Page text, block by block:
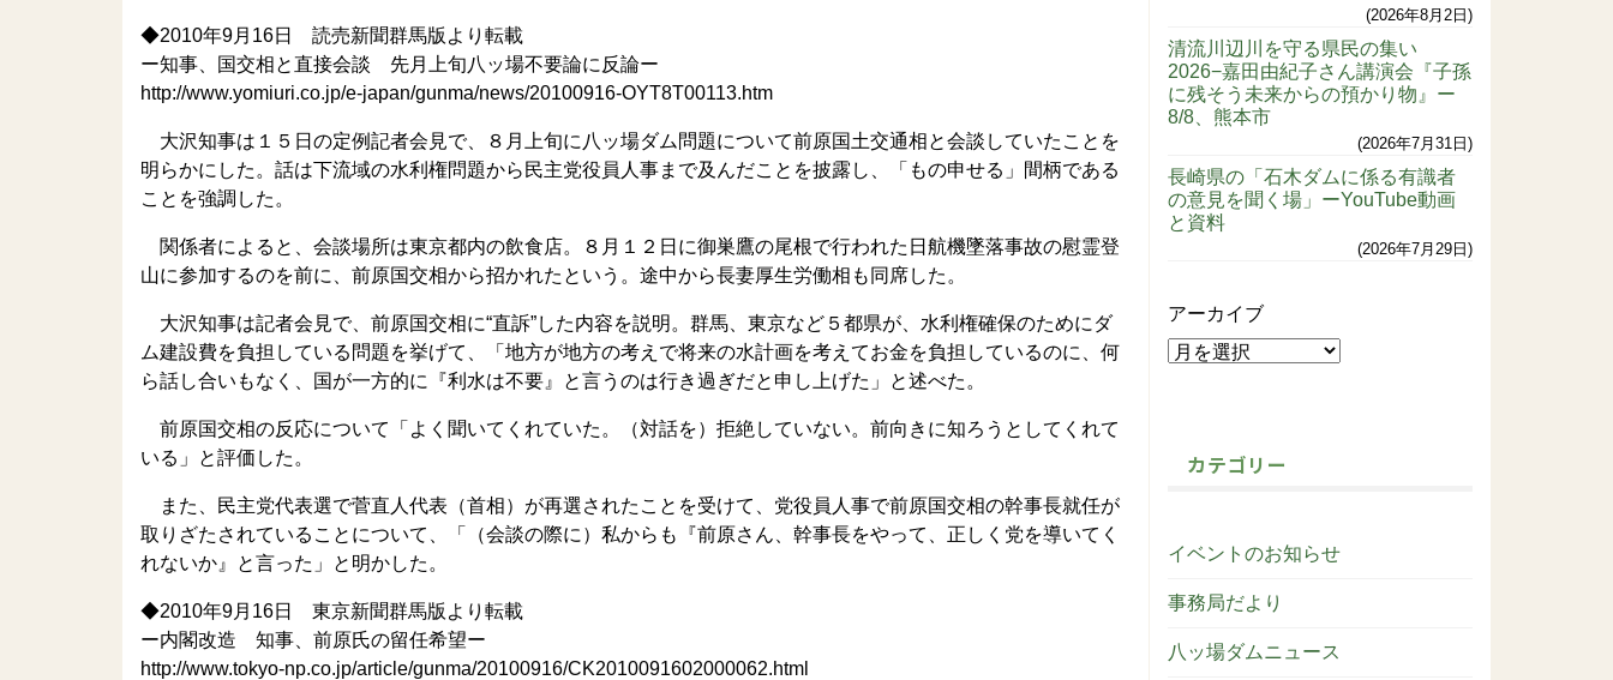
◆2010年9月16日 読売新聞群馬版より転載
ー知事、国交相と直接会談 先月上旬八ッ場不要論に反論ー
http://www.yomiuri.co.jp/e-japan/gunma/news/20100916-OYT8T00113.htm
大沢知事は１５日の定例記者会見で、８月上旬に八ッ場ダム問題について前原国土交通相と会談していたことを
明らかにした。話は下流域の水利権問題から民主党役員人事まで及んだことを披露し、「もの申せる」間柄である
ことを強調した。
関係者によると、会談場所は東京都内の飲食店。８月１２日に御巣鷹の尾根で行われた日航機墜落事故の慰霊登
山に参加するのを前に、前原国交相から招かれたという。途中から長妻厚生労働相も同席した。
大沢知事は記者会見で、前原国交相に“直訴”した内容を説明。群馬、東京など５都県が、水利権確保のためにダ
ム建設費を負担している問題を挙げて、「地方が地方の考えで将来の水計画を考えてお金を負担しているのに、何
ら話し合いもなく、国が一方的に『利水は不要』と言うのは行き過ぎだと申し上げた」と述べた。
前原国交相の反応について「よく聞いてくれていた。（対話を）拒絶していない。前向きに知ろうとしてくれて
いる」と評価した。
また、民主党代表選で菅直人代表（首相）が再選されたことを受けて、党役員人事で前原国交相の幹事長就任が
取りざたされていることについて、「（会談の際に）私からも『前原さん、幹事長をやって、正しく党を導いてく
れないか』と言った」と明かした。
◆2010年9月16日 東京新聞群馬版より転載
ー内閣改造 知事、前原氏の留任希望ー
http://www.tokyo-np.co.jp/article/gunma/20100916/CK2010091602000062.html
2026年8月2日
清流川辺川を守る県民の集い
2026−嘉田由紀子さん講演会『子孫
に残そう未来からの預かり物』ー
8/8、熊本市
2026年7月31日
長崎県の「石木ダムに係る有識者
の意見を聞く場」ーYouTube動画
と資料
2026年7月29日
アーカイブ
カテゴリー
イベントのお知らせ
事務局だより
八ッ場ダムニュース